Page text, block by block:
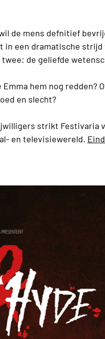
de mens defnitief
in een dramatische
de geliefde
hem nog redden?
en slecht?
strikt Festivaria
en televisiewereld.